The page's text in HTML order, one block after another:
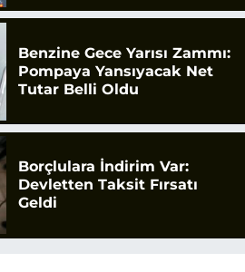
Benzine Gece Yarısı Zammı:
Pompaya Yansıyacak Net
Tutar Belli Oldu
Borçlulara İndirim Var:
Devletten Taksit Fırsatı
Geldi